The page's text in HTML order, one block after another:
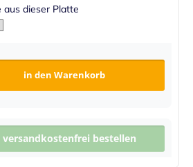
aus dieser Platte
in den Warenkorb
bestellen